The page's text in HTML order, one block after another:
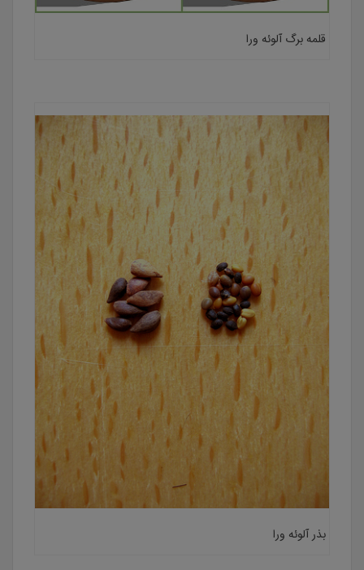
قلمه برگ آلوئه ورا
بذر آلوئه ورا